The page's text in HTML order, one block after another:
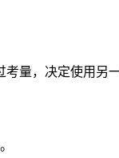
考量，决定使用另